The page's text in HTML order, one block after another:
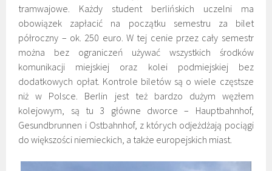
tramwajowe. Każdy student berlińskich uczelni ma
obowiązek zapłacić na początku semestru za bilet
półroczny – ok. 250 euro. W tej cenie przez cały semestr
można bez ograniczeń używać wszystkich środków
komunikacji miejskiej oraz kolei podmiejskiej bez
dodatkowych opłat. Kontrole biletów są o wiele częstsze
niż w Polsce. Berlin jest też bardzo dużym węzłem
kolejowym, są tu 3 główne dworce – Hauptbahnhof,
Gesundbrunnen i Ostbahnhof, z których odjeżdżają pociągi
do większości niemieckich, a także europejskich miast.